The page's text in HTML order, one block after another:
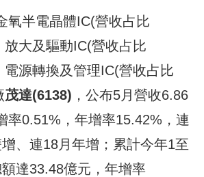
氧半電晶體IC(營收占比
放大及驅動IC(營收占比
電源轉換及管理IC(營收占比
茂達(6138) ，公布5月營收6.86
率0.51%，年增率15.42%，連
、連18月年增；累計今年1至
達33.48億元，年增率